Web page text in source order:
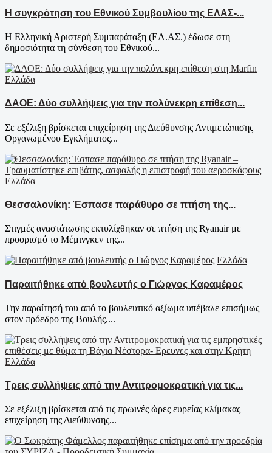
Η συγκρότηση του Εθνικού Συμβουλίου της ΕΛΑΣ-...
Η Ελληνική Αριστερή Συμπαράταξη (ΕΛ.ΑΣ.) έδωσε στη
δημοσιότητα τη σύνθεση του Εθνικού...
Ελλάδα
ΔΑΟΕ: Δύο συλλήψεις για την πολύνεκρη επίθεση...
Σε εξέλιξη βρίσκεται επιχείρηση της Διεύθυνσης Αντιμετώπισης
Οργανωμένου Εγκλήματος...
Ελλάδα
Θεσσαλονίκη: Έσπασε παράθυρο σε πτήση της...
Στιγμές αναστάτωσης εκτυλίχθηκαν σε πτήση της Ryanair με
προορισμό το Μέμινγκεν της...
Ελλάδα
Παραιτήθηκε από βουλευτής ο Γιώργος Καραμέρος
Την παραίτησή του από το βουλευτικό αξίωμα υπέβαλε επισήμως
στον πρόεδρο της Βουλής,...
Ελλάδα
Τρεις συλλήψεις από την Αντιτρομοκρατική για τις...
Σε εξέλιξη βρίσκεται από τις πρωινές ώρες ευρείας κλίμακας
επιχείρηση της Διεύθυνσης...